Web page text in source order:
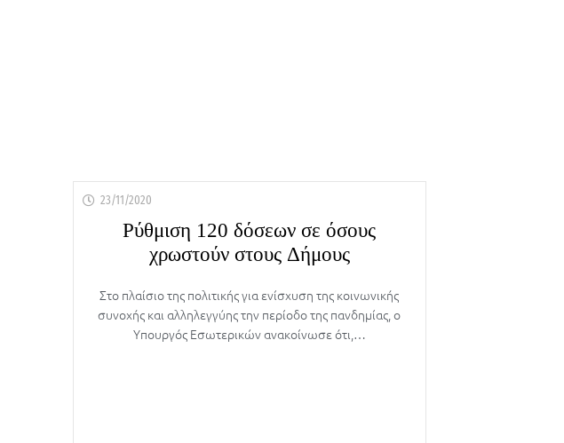
23/11/2020
Ρύθμιση 120 δόσεων σε όσους
χρωστούν στους Δήμους
Στο πλαίσιο της πολιτικής για ενίσχυση της κοινωνικής
συνοχής και αλληλεγγύης την περίοδο της πανδημίας, ο
Υπουργός Εσωτερικών ανακοίνωσε ότι,…